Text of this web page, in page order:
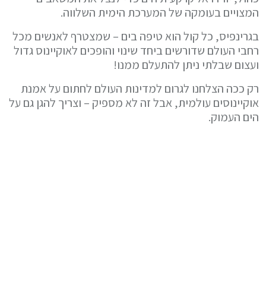
המצויים בעומקה של המערכת הימית השלווה.
בגרינפיס, כל קול הוא טיפה בים – שמצטרף לאנשים מכל
רחבי העולם שדורשים ביחד שינוי והופכים לאוקיינוס גדול
ועצום שבלתי ניתן להתעלם ממנו!
רק ככה הצלחנו לגרום למדינות העולם לחתום על אמנת
אוקיינוסים עולמית, אבל זה לא מספיק – וצריך להגן גם על
הים העמוק.